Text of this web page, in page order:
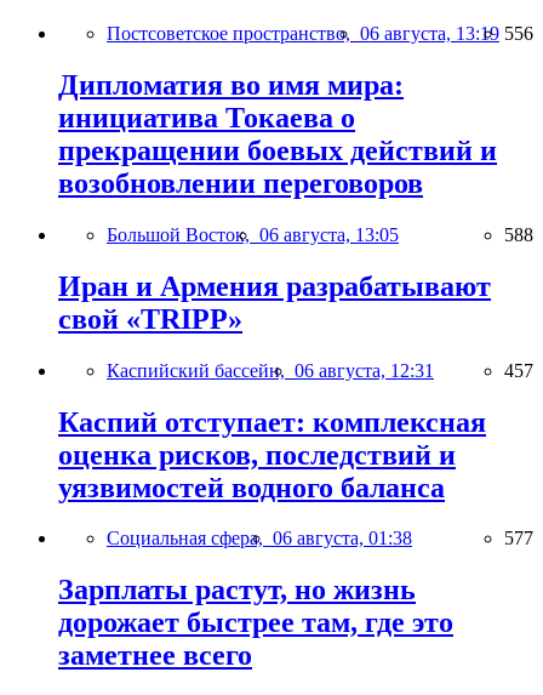
Постсоветское пространство, 06 августа, 13:19 556
Дипломатия во имя мира:
инициатива Токаева о
прекращении боевых действий и
возобновлении переговоров
Большой Восток, 06 августа, 13:05 588
Иран и Армения разрабатывают
свой «TRIPP»
Каспийский бассейн, 06 августа, 12:31 457
Каспий отступает: комплексная
оценка рисков, последствий и
уязвимостей водного баланса
Социальная сфера, 06 августа, 01:38 577
Зарплаты растут, но жизнь
дорожает быстрее там, где это
заметнее всего